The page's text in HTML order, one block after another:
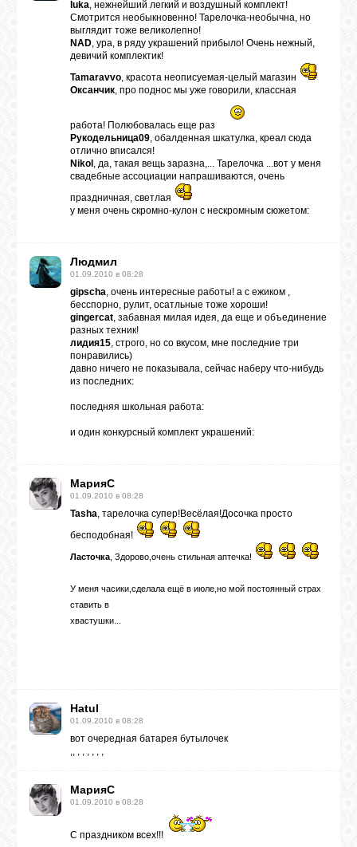
luka, нежнейший легкий и воздушный комплект!
Смотрится необыкновенно! Тарелочка-необычна, но
выглядит тоже великолепно!
NAD, ура, в ряду украшений прибыло! Очень нежный,
девичий комплектик!
Tamaravvo, красота неописуемая-целый магазин
Оксанчик, про поднос мы уже говорили, классная
работа! Полюбовалась еще раз
Рукодельница09, обалденная шкатулка, креал сюда
отлично вписался!
Nikol , да, такая вещь заразна,... Тарелочка ...вот у меня
свадебные ассоциации напрашиваются, очень
праздничная, светлая
у меня очень скромно-кулон c нескромным сюжетом:
Людмил
01.09.2010 в 08:28
gipscha, очень интересные работы! а с ежиком ,
бесспорно, рулит, осатльные тоже хороши!
gingercat, забавная милая идея, да еще и объединение
разных техник!
лидия15, строго, но со вкусом, мне последние три
понравились)
давно ничего не показывала, сейчас наберу что-нибудь
из последних:
последняя школьная работа:
и один конкурсный комплект украшений:
МарияС
01.09.2010 в 08:28
Tasha, тарелочка супер!Весёлая!Досочка просто
бесподобная!
Ласточка , Здорово,очень стильная аптечка!
У меня часики,сделала ещё в июле,но мой постоянный страх
ставить в
хвастушки...
Hatul
01.09.2010 в 08:28
вот очередная батарея бутылочек
,, , , , , , ,
МарияС
01.09.2010 в 08:28
С праздником всех!!!